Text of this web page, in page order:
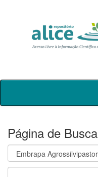
Skip
Página de Busca